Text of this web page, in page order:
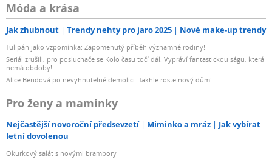
Móda a krása
Jak zhubnout Trendy nehty pro jaro 2025 Nové make-up trendy
Tulipán jako vzpomínka: Zapomenutý příběh významné rodiny!
Seriál zrušili, pro posluchače se Kolo času točí dál. Vypráví fantastickou ságu, která
nemá obdoby!
Alice Bendová po nevyhnutelné demolici: Takhle roste nový dům!
Pro ženy a maminky
Nejčastější novoroční předsevzetí Miminko a mráz
Jak vybírat
letní dovolenou
Okurkový salát s novými brambory